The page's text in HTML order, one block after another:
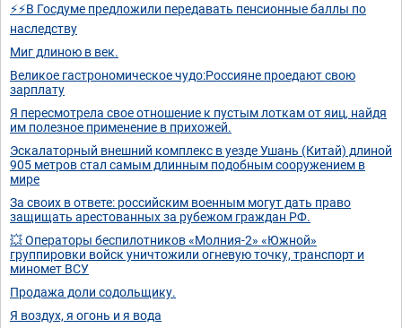
⚡⚡В Госдуме предложили передавать пенсионные баллы по
наследству
Миг длиною в век.
Великое гастрономическое чудо:Россияне проедают свою
зарплату
Я пересмотрела свое отношение к пустым лоткам от яиц, найдя
им полезное применение в прихожей.
Эскалаторный внешний комплекс в уезде Ушань (Китай) длиной
905 метров стал самым длинным подобным сооружением в
мире
За своих в ответе: российским военным могут дать право
защищать арестованных за рубежом граждан РФ.
💥 Операторы беспилотников «Молния-2» «Южной»
группировки войск уничтожили огневую точку, транспорт и
миномет ВСУ
Продажа доли содольщику.
Я воздух, я огонь и я вода